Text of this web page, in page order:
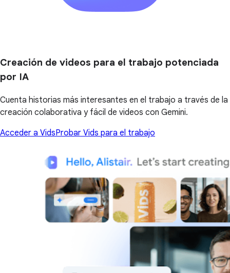
Creación de videos para el trabajo potenciada
por IA
Cuenta historias más interesantes en el trabajo a través de la
creación colaborativa y fácil de videos con Gemini.
Acceder a VidsProbar Vids para el trabajo